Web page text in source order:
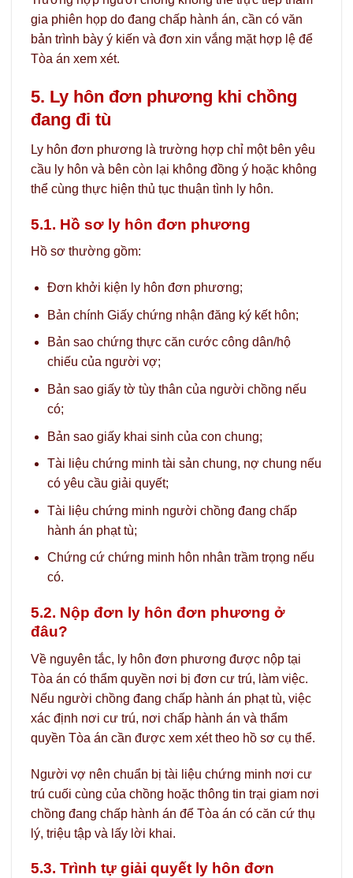
gia phiên họp do đang chấp hành án, cần có văn
bản trình bày ý kiến và đơn xin vắng mặt hợp lệ để
Tòa án xem xét.
5. Ly hôn đơn phương khi chồng
đang đi tù
Ly hôn đơn phương là trường hợp chỉ một bên yêu
cầu ly hôn và bên còn lại không đồng ý hoặc không
thể cùng thực hiện thủ tục thuận tình ly hôn.
5.1. Hồ sơ ly hôn đơn phương
Hồ sơ thường gồm:
Đơn khởi kiện ly hôn đơn phương;
Bản chính Giấy chứng nhận đăng ký kết hôn;
Bản sao chứng thực căn cước công dân/hộ
chiếu của người vợ;
Bản sao giấy tờ tùy thân của người chồng nếu
có;
Bản sao giấy khai sinh của con chung;
Tài liệu chứng minh tài sản chung, nợ chung nếu
có yêu cầu giải quyết;
Tài liệu chứng minh người chồng đang chấp
hành án phạt tù;
Chứng cứ chứng minh hôn nhân trầm trọng nếu
có.
5.2. Nộp đơn ly hôn đơn phương ở
đâu?
Về nguyên tắc, ly hôn đơn phương được nộp tại
Tòa án có thẩm quyền nơi bị đơn cư trú, làm việc.
Nếu người chồng đang chấp hành án phạt tù, việc
xác định nơi cư trú, nơi chấp hành án và thẩm
quyền Tòa án cần được xem xét theo hồ sơ cụ thể.
Người vợ nên chuẩn bị tài liệu chứng minh nơi cư
trú cuối cùng của chồng hoặc thông tin trại giam nơi
chồng đang chấp hành án để Tòa án có căn cứ thụ
lý, triệu tập và lấy lời khai.
5.3. Trình tự giải quyết ly hôn đơn